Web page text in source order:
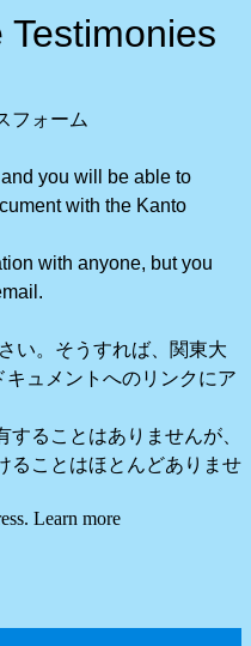
フォーム
you will be able to
with the Kanto
with anyone, but you
い。そうすれば、関東大
ュメントへのリンクにア
ることはありませんが、
ることはほとんどありませ
Learn more